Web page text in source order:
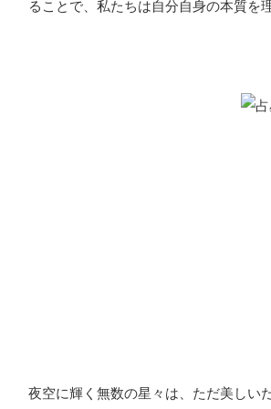
ることで、私たちは自分自身の本質を
夜空に輝く無数の星々は、ただ美しい